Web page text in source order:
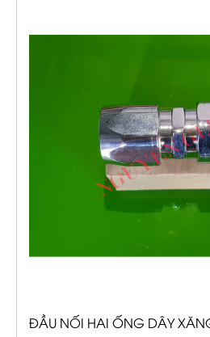
ĐẦU NỐI HAI ỐNG DÂY